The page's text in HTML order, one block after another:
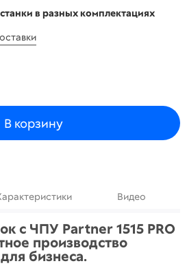
в разных комплектациях
В корзину
Видео
с ЧПУ Partner 1515 PRO
производство
бизнеса.